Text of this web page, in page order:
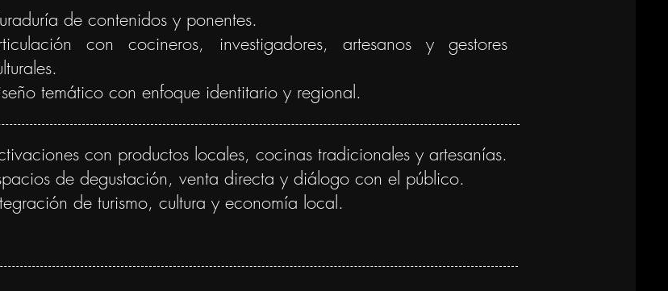
de contenidos y ponentes.
con cocineros, investigadores, artesanos y gestores
temático con enfoque identitario y regional.
con productos locales, cocinas tradicionales y artesanías.
de degustación, venta directa y diálogo con el público.
de turismo, cultura y economía local.